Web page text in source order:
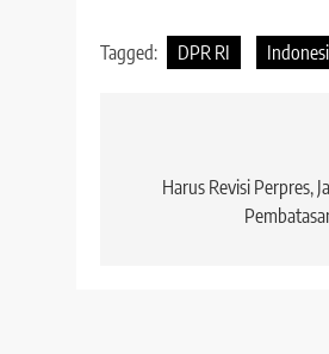
Tagged: DPR RI
posHarus Revisi Perpres,